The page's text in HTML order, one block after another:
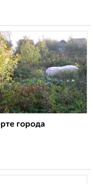
города